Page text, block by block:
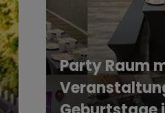
Party Raum